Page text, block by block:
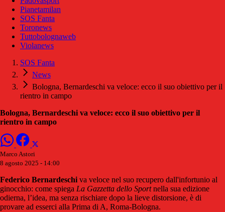
Pianetamilan
SOS Fanta
Toronews
Tuttobolognaweb
Violanews
SOS Fanta
News
Bologna, Bernardeschi va veloce: ecco il suo obiettivo per il
rientro in campo
Bologna, Bernardeschi va veloce: ecco il suo obiettivo per il
rientro in campo
Marco Astori
8 agosto 2025 - 14:00
Federico Bernardeschi va veloce nel suo recupero dall'infortunio al
ginocchio: come spiega La Gazzetta dello Sportnella sua edizione
odierna, l’idea, ma senza rischiare dopo la lieve distorsione, è di
provare ad esserci alla Prima di A, Roma-Bologna.